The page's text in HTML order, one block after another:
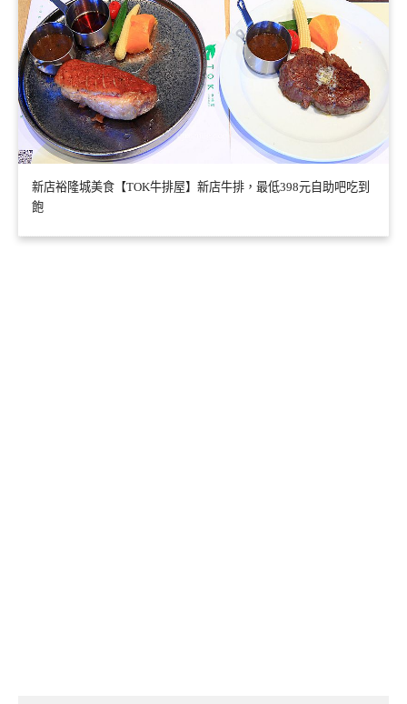
新店裕隆城美食【TOK牛排屋】新店牛排，最低398元自助吧吃到
飽